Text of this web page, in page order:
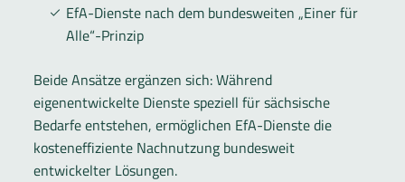
EfA-Dienste nach dem bundesweiten „Einer für
Alle“-Prinzip
Beide Ansätze ergänzen sich: Während
eigenentwickelte Dienste speziell für sächsische
Bedarfe entstehen, ermöglichen EfA-Dienste die
kosteneffiziente Nachnutzung bundesweit
entwickelter Lösungen.